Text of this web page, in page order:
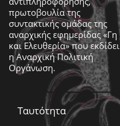
πρωτοβουλία της
συντακτικής ομάδας της
αναρχικής εφημερίδας «Γη
και Ελευθερία» που εκδίδει
ηΑναρχική Πολιτική
Οργάνωση.
Ταυτότητα